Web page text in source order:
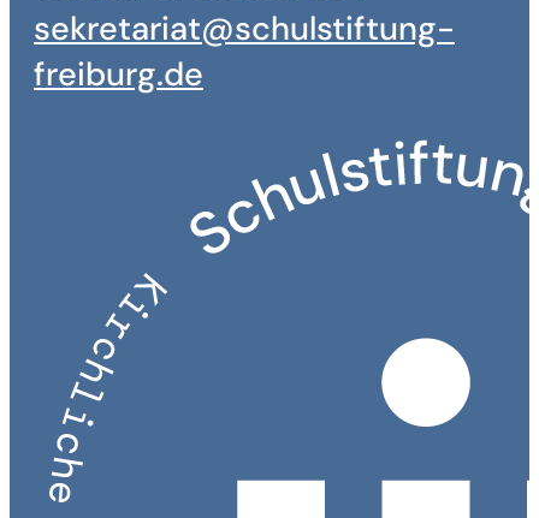
sekretariat@schulstiftung-
freiburg.de